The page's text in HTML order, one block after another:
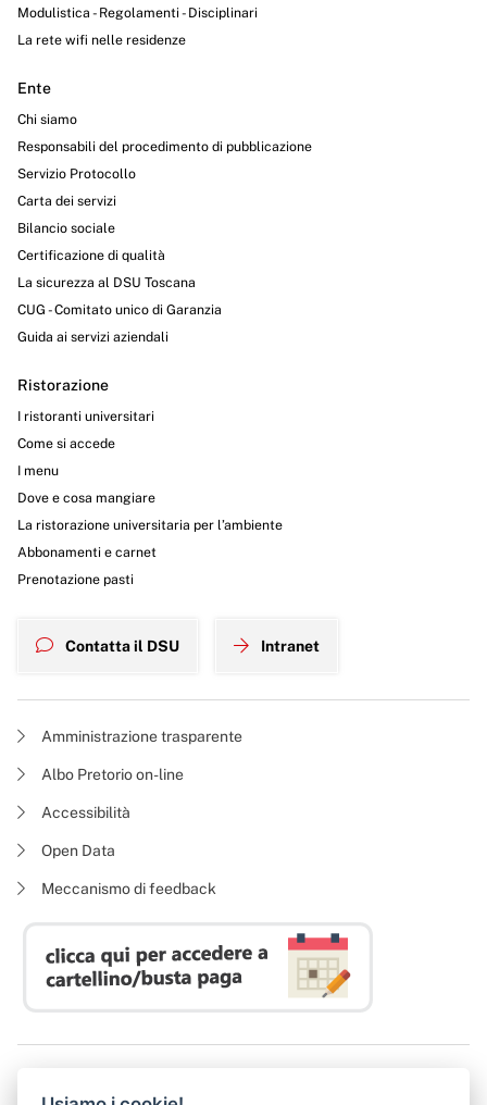
Modulistica - Regolamenti - Disciplinari
La rete wifi nelle residenze
Ente
Chi siamo
Responsabili del procedimento di pubblicazione
Servizio Protocollo
Carta dei servizi
Bilancio sociale
Certificazione di qualità
La sicurezza al DSU Toscana
CUG - Comitato unico di Garanzia
Guida ai servizi aziendali
Ristorazione
I ristoranti universitari
Come si accede
I menu
Dove e cosa mangiare
La ristorazione universitaria per l’ambiente
Abbonamenti e carnet
Prenotazione pasti
Contatta il DSU Intranet
Amministrazione trasparente
Albo Pretorio on-line
Accessibilità
Open Data
Meccanismo di feedback